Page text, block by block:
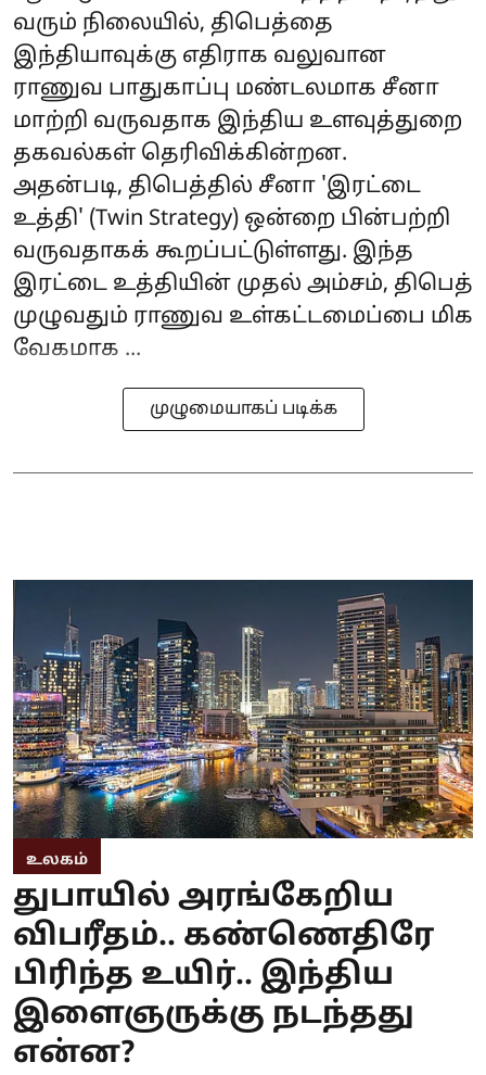
வரும் நிலையில், திபெத்தை
இந்தியாவுக்கு எதிராக வலுவான
ராணுவ பாதுகாப்பு மண்டலமாக சீனா
மாற்றி வருவதாக இந்திய உளவுத்துறை
தகவல்கள் தெரிவிக்கின்றன.
அதன்படி, திபெத்தில் சீனா 'இரட்டை
உத்தி' (Twin Strategy) ஒன்றை பின்பற்றி
வருவதாகக் கூறப்பட்டுள்ளது. இந்த
இரட்டை உத்தியின் முதல் அம்சம், திபெத்
முழுவதும் ராணுவ உள்கட்டமைப்பை மிக
வேகமாக ...
முழுமையாகப் படிக்க
உலகம்
துபாயில் அரங்கேறிய
விபரீதம்.. கண்ணெதிரே
பிரிந்த உயிர்.. இந்திய
இளைஞருக்கு நடந்தது
என்ன?